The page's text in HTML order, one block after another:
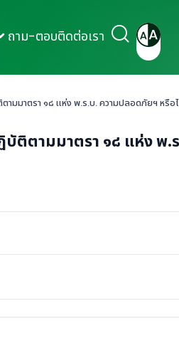
ถาม-ตอบติดต่อเรา
มมาตรา ๑๘ แห่ง พ.ร.บ. ความปลอดภัยฯ หรือ
ติตามมาตรา ๑๘ แห่ง พ